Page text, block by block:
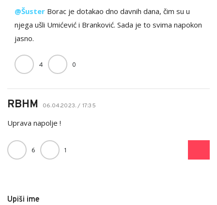
@Šuster Borac je dotakao dno davnih dana, čim su u
njega ušli Umićević i Branković. Sada je to svima napokon
jasno.
4 0
RBHM 06.04.2023. / 17:35
Uprava napolje !
6 1
Upiši ime